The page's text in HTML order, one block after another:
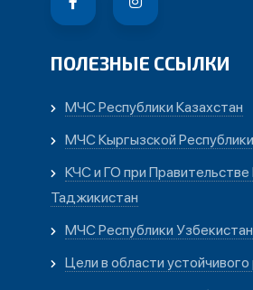
ПОЛЕЗНЫЕ ССЫЛКИ
МЧС Республики Казахстан
МЧС Кыргызской Республики
КЧС и ГО при Правительстве
Таджикистан
МЧС Республики Узбекистан
Цели в области устойчивого